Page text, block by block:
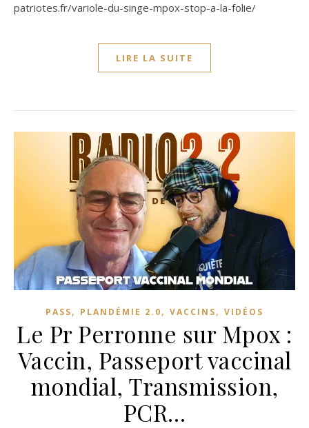
patriotes.fr/variole-du-singe-mpox-stop-a-la-folie/
LIRE LA SUITE
PASS, PLANDÉMIE 2.0, VACCINS, VIDÉOS
Le Pr Perronne sur Mpox :
Vaccin, Passeport vaccinal
mondial, Transmission,
PCR…